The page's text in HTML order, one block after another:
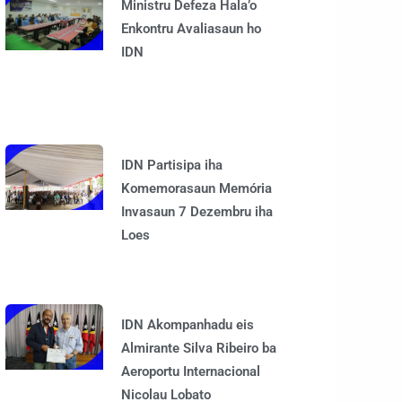
Ministru Defeza Hala’o
Enkontru Avaliasaun ho
IDN
IDN Partisipa iha
Komemorasaun Memória
Invasaun 7 Dezembru iha
Loes
IDN Akompanhadu eis
Almirante Silva Ribeiro ba
Aeroportu Internacional
Nicolau Lobato